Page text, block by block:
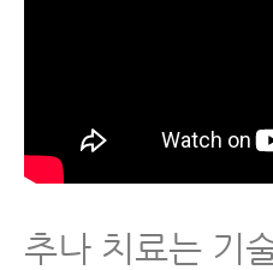
추나 치료는 기